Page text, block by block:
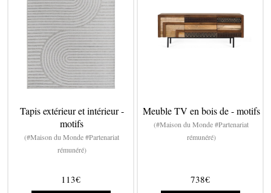
Tapis extérieur et intérieur -
motifs
(#Maison du Monde #Partenariat
rémunéré)
113€
Meuble TV en bois de - motifs
(#Maison du Monde #Partenariat
rémunéré)
738€